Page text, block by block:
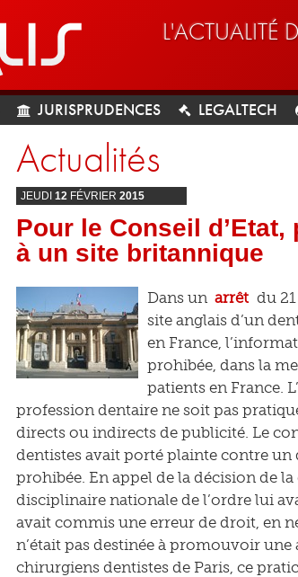
L'ACTUALITÉ
JURISPRUDENCES LEGALTECH
Actualités
JEUDI 12 FÉVRIER 2015
Pour le Conseil
à un site britannique
Dans un arrêt du
site anglais d’un
en France,
prohibée, dans la
patients en France.
profession dentaire ne soit pas
directs ou indirects de publicité. Le
dentistes avait porté plainte contre
prohibée. En appel de la décision de
disciplinaire nationale de l’ordre lui
avait commis une erreur de droit, en
n’était pas destinée à promouvoir
chirurgiens dentistes de Paris, ce